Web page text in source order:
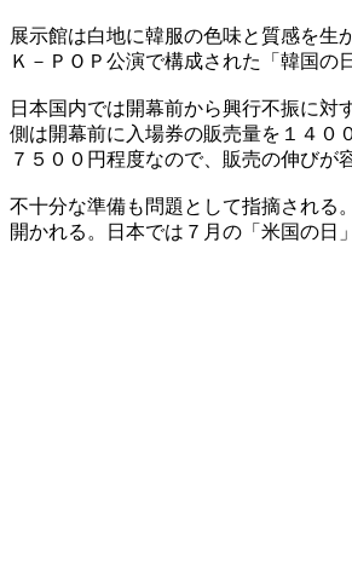
展示館は白地に韓服の色味と質感を生
Ｋ－ＰＯＰ公演で構成された「韓国の
日本国内では開幕前から興行不振に
側は開幕前に入場券の販売量を１４０
７５００円程度なので、販売の伸びが
不十分な準備も問題として指摘される
開かれる。日本では７月の「米国の日